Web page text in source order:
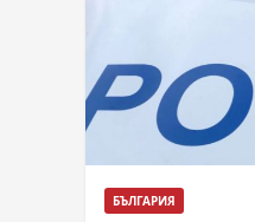
БЪЛГАРИЯ